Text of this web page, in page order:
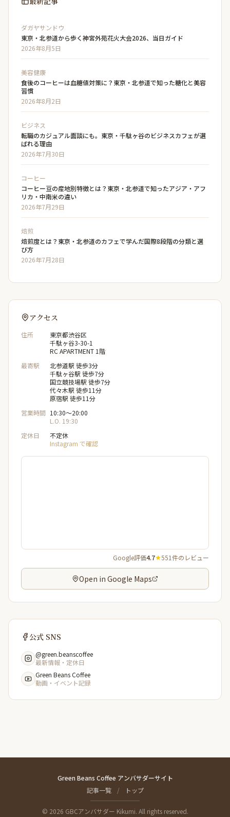
ダガヤサンドウ
東京・北参道から歩く神宮外苑花火大会2026、当日ガイド
2026年8月5日
美容健康
食後のコーヒーは血糖値対策に？東京・北参道で知った糖化と美容
習慣
2026年8月2日
ビジネス
転職のカジュアル面談にも。東京・千駄ヶ谷のビジネスカフェが選
ばれる理由
2026年7月30日
コーヒー
コーヒー豆の産地別特徴とは？東京・北参道で知ったアジア・アフ
リカ・中南米の違い
2026年7月29日
焙煎
焙煎度とは？東京・北参道のカフェで学んだ国際8段階の分類と選
び方
2026年7月28日
アクセス
住所
東京都渋谷区
千駄ヶ谷3-30-1
RC APARTMENT 1階
最寄駅
北参道駅 徒歩3分
千駄ヶ谷駅 徒歩7分
国立競技場駅 徒歩7分
代々木駅 徒歩11分
原宿駅 徒歩11分
営業時間 10:30〜20:00
L.O. 19:30
定休日
不定休
Instagram で確認
Google評価4.7 551件のレビュー
Open in Google Maps
公式 SNS
@green.beanscoffee
最新情報・定休日
Green Beans Coffee
動画・イベント記録
Green Beans Coffee アンバサダーサイト
記事一覧
/ トップ
© 2026 GBCアンバサダー Kikumi. All rights reserved.